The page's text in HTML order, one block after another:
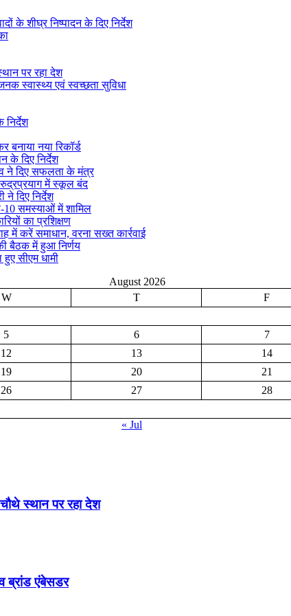
के शीघ्र निष्पादन के दिए निर्देश
पर रहा देश
स्वास्थ्य एवं स्वच्छता सुविधा
निर्देश
नया रिकॉर्ड
के दिए निर्देश
ने दिए सफलता के मंत्र
रुद्रप्रयाग में स्कूल बंद
दिए निर्देश
10 समस्याओं में शामिल
का प्रशिक्षण
में करें समाधान, वरना सख्त कार्रवाई
बैठक में हुआ निर्णय
सीएम धामी
August 2026
W T F
5 6
7
12 13
14
19 20
21
26 27
28
« Jul
स्थान पर रहा देश
ब्रांड एंबेसडर